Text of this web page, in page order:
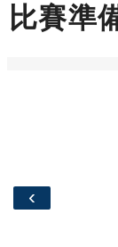
比賽準
‹